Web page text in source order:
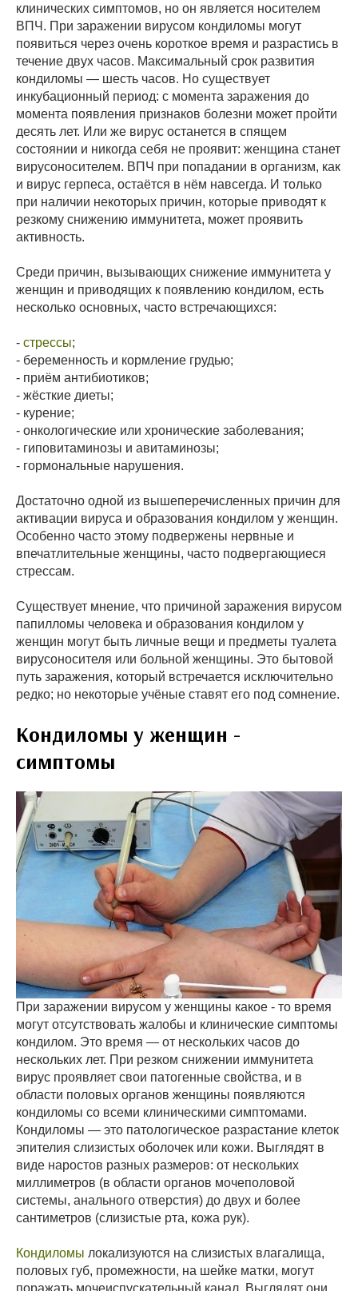
клинических симптомов, но он является носителем
ВПЧ. При заражении вирусом кондиломы могут
появиться через очень короткое время и разрастись в
течение двух часов. Максимальный срок развития
кондиломы — шесть часов. Но существует
инкубационный период: с момента заражения до
момента появления признаков болезни может пройти
десять лет. Или же вирус останется в спящем
состоянии и никогда себя не проявит: женщина станет
вирусоносителем. ВПЧ при попадании в организм, как
и вирус герпеса, остаётся в нём навсегда. И только
при наличии некоторых причин, которые приводят к
резкому снижению иммунитета, может проявить
активность.
Среди причин, вызывающих снижение иммунитета у
женщин и приводящих к появлению кондилом, есть
несколько основных, часто встречающихся:
- стрессы;
- беременность и кормление грудью;
- приём антибиотиков;
- жёсткие диеты;
- курение;
- онкологические или хронические заболевания;
- гиповитаминозы и авитаминозы;
- гормональные нарушения.
Достаточно одной из вышеперечисленных причин для
активации вируса и образования кондилом у женщин.
Особенно часто этому подвержены нервные и
впечатлительные женщины, часто подвергающиеся
стрессам.
Существует мнение, что причиной заражения вирусом
папилломы человека и образования кондилом у
женщин могут быть личные вещи и предметы туалета
вирусоносителя или больной женщины. Это бытовой
путь заражения, который встречается исключительно
редко; но некоторые учёные ставят его под сомнение.
Кондиломы у женщин -
симптомы
При заражении вирусом у женщины какое - то время
могут отсутствовать жалобы и клинические симптомы
кондилом. Это время — от нескольких часов до
нескольких лет. При резком снижении иммунитета
вирус проявляет свои патогенные свойства, и в
области половых органов женщины появляются
кондиломы со всеми клиническими симптомами.
Кондиломы — это патологическое разрастание клеток
эпителия слизистых оболочек или кожи. Выглядят в
виде наростов разных размеров: от нескольких
миллиметров (в области органов мочеполовой
системы, анального отверстия) до двух и более
сантиметров (слизистые рта, кожа рук).
Кондиломы локализуются на слизистых влагалища,
половых губ, промежности, на шейке матки, могут